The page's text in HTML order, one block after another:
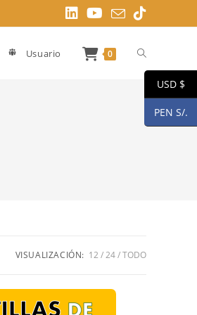
Usuario 0 Alternar
web
VISUALIZACIÓN: 12 24 TODO
USD $
PEN S/.